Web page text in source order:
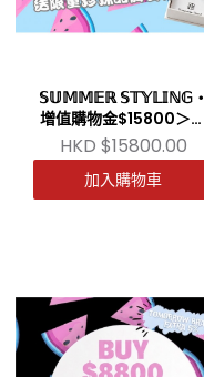
𝕊𝕌𝕄𝕄𝔼ℝ 𝕊𝕋𝕐𝕃𝕀ℕ𝔾・
增值購物金$15800＞額
外送多$17400
HKD $15800.00
加入購物車